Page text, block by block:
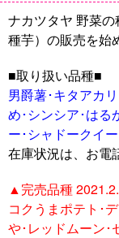
ナカツタヤ 野菜
種芋）の販売を始
■取り扱い品種■
男爵薯･キタアカ
め･シンシア･はる
ー･シャドークイ
在庫状況は、お電
▲完売品種
コクうまポテト･
や･レッドムーン･